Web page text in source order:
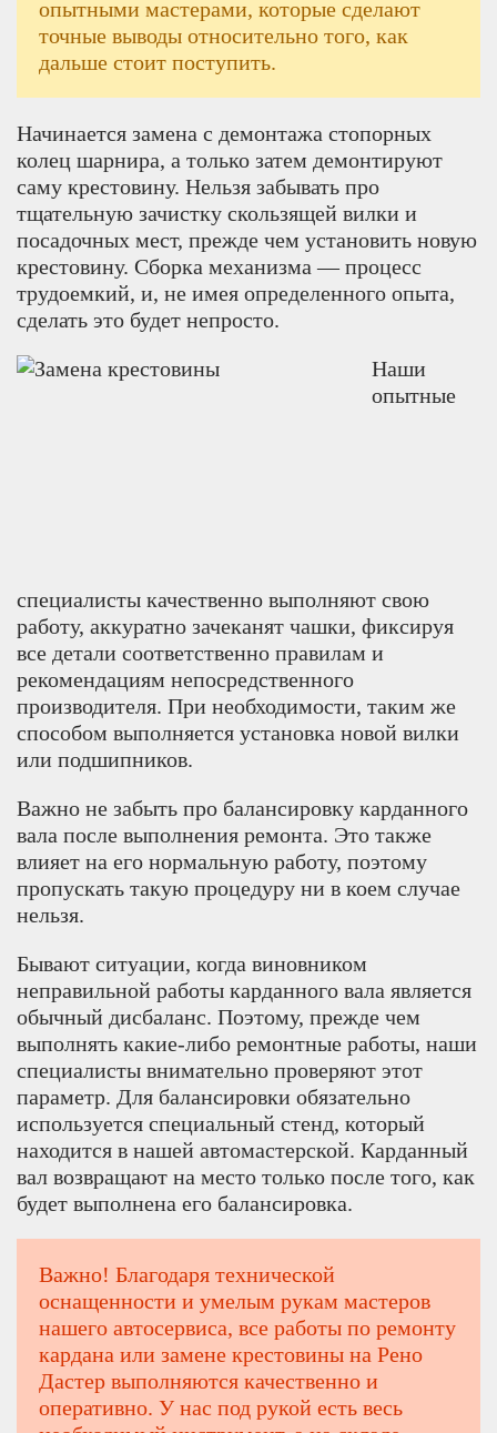
опытными мастерами, которые сделают
точные выводы относительно того, как
дальше стоит поступить.
Начинается замена с демонтажа стопорных
колец шарнира, а только затем демонтируют
саму крестовину. Нельзя забывать про
тщательную зачистку скользящей вилки и
посадочных мест, прежде чем установить новую
крестовину. Сборка механизма — процесс
трудоемкий, и, не имея определенного опыта,
сделать это будет непросто.
Наши
опытные
специалисты качественно выполняют свою
работу, аккуратно зачеканят чашки, фиксируя
все детали соответственно правилам и
рекомендациям непосредственного
производителя. При необходимости, таким же
способом выполняется установка новой вилки
или подшипников.
Важно не забыть про балансировку карданного
вала после выполнения ремонта. Это также
влияет на его нормальную работу, поэтому
пропускать такую процедуру ни в коем случае
нельзя.
Бывают ситуации, когда виновником
неправильной работы карданного вала является
обычный дисбаланс. Поэтому, прежде чем
выполнять какие-либо ремонтные работы, наши
специалисты внимательно проверяют этот
параметр. Для балансировки обязательно
используется специальный стенд, который
находится в нашей автомастерской. Карданный
вал возвращают на место только после того, как
будет выполнена его балансировка.
Важно! Благодаря технической
оснащенности и умелым рукам мастеров
нашего автосервиса, все работы по ремонту
кардана или замене крестовины на Рено
Дастер выполняются качественно и
оперативно. У нас под рукой есть весь